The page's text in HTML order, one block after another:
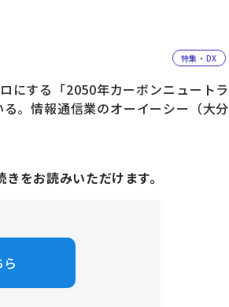
特集・DX
にする「2050年カーボンニュートラ
。情報通信業のオーイーシー（大分
きをお読みいただけます。